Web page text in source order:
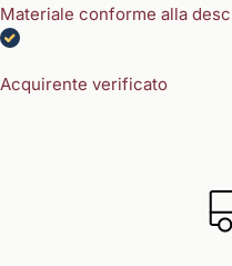
Materiale conforme alla
Acquirente verificato